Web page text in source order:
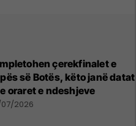
çerekfinalet e
së Botës, këto janë datat
oraret e ndeshjeve
2026